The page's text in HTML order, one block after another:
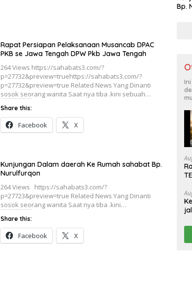
Rapat Persiapan Pelaksanaan Musancab DPAC
PKB se Jawa Tengah DPW Pkb Jawa Tengah
264 Views https://sahabats3.com/?
p=27732&preview=truehttps://sahabats3.com/?
p=27732&preview=true Related News Yang Dinanti
sosok seorang wanita Saat nya tiba .kini sebuah…
Share this:
Facebook X
Kunjungan Dalam daerah Ke Rumah sahabat Bp.
Nurulfurqon
264 Views https://sahabats3.com/?
p=27723&preview=true Related News Yang Dinanti
sosok seorang wanita Saat nya tiba .kini…
Share this:
Facebook X
Bp.